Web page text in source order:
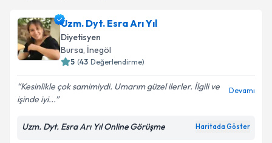
Uzm. Dyt. Esra Arı Yıl
Diyetisyen
Bursa, İnegöl
5 (43 Değerlendirme)
Kesinlikle çok samimiydi. Umarım güzel ilerler. İlgili ve
işinde iyi...
Devamı
Uzm. Dyt. Esra Arı Yıl Online Görüşme Haritada Göster